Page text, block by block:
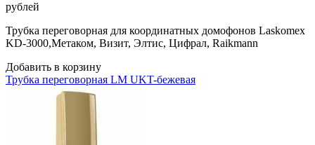
рублей
Трубка переговорная для координатных домофонов Laskomex
KD-3000,Метаком, Визит, Элтис, Цифрал, Raikmann
Добавить в корзину
Трубка переговорная LM UKT-бежевая